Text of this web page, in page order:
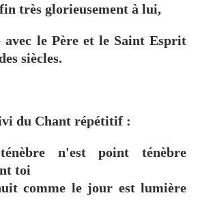
très glorieusement à lui,
le Père et le Saint Esprit
siècles.
du Chant répétitif :
n'est point ténèbre
toi
comme le jour est lumière